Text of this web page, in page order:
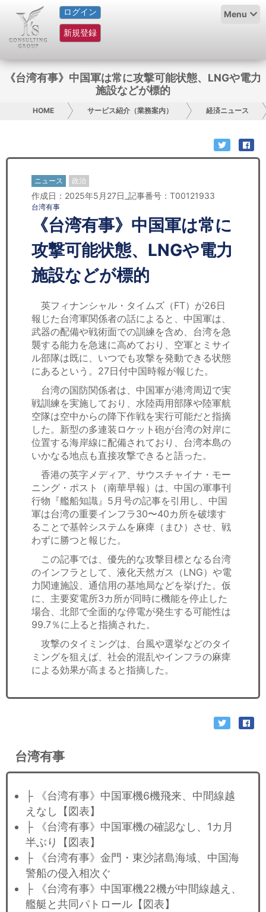
ログイン
新規登録
Menu
HOME
サービス紹介
コラム
お問い合わせ
日本人にPR
コンサルティング
リサーチ
セミナー
経済ニュース
労務顧問
ＩＴ
飲食店情報
《台湾有事》中国軍は常に攻撃可能状態、LNGや電力
施設などが標的
HOME サービス紹介（業務案内） 経済ニュース
ニュース 政治
作成日：2025年5月27日_記事番号：T00121933
台湾有事
《台湾有事》中国軍は常に
攻撃可能状態、LNGや電力
施設などが標的
英フィナンシャル・タイムズ（FT）が26日
報じた台湾軍関係者の話によると、中国軍は、
武器の配備や戦術面での訓練を含め、台湾を急
襲する能力を急速に高めており、空軍とミサイ
ル部隊は既に、いつでも攻撃を発動できる状態
にあるという。27日付中国時報が報じた。
台湾の国防関係者は、中国軍が港湾周辺で実
戦訓練を実施しており、水陸両用部隊や陸軍航
空隊は空中からの降下作戦を実行可能だと指摘
した。新型の多連装ロケット砲が台湾の対岸に
位置する海岸線に配備されており、台湾本島の
いかなる地点も直接攻撃できると語った。
香港の英字メディア、サウスチャイナ・モー
ニング・ポスト（南華早報）は、中国の軍事刊
行物『艦船知識』5月号の記事を引用し、中国
軍は台湾の重要インフラ30〜40カ所を破壊す
ることで基幹システムを麻痺（まひ）させ、戦
わずに勝つと報じた。
この記事では、優先的な攻撃目標となる台湾
のインフラとして、液化天然ガス（LNG）や電
力関連施設、通信用の基地局などを挙げた。仮
に、主要変電所3カ所が同時に機能を停止した
場合、北部で全面的な停電が発生する可能性は
99.7％に上ると指摘された。
攻撃のタイミングは、台風や選挙などのタイ
ミングを狙えば、社会的混乱やインフラの麻痺
による効果が高まると指摘した。
台湾有事
├ 《台湾有事》中国軍機6機飛来、中間線越
えなし【図表】
├ 《台湾有事》中国軍機の確認なし、1カ月
半ぶり【図表】
├ 《台湾有事》金門・東沙諸島海域、中国海
警船の侵入相次ぐ
├ 《台湾有事》中国軍機22機が中間線越え、
艦艇と共同パトロール【図表】